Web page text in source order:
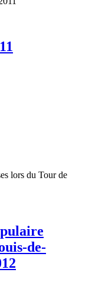
lors du Tour de
de-